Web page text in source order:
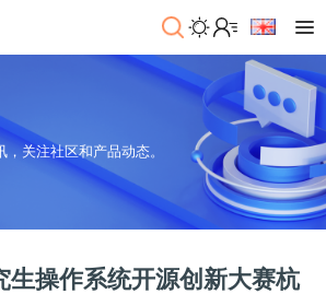
关注社区和产品动态。
生操作系统开源创新大赛杭